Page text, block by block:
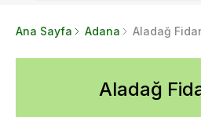
Ana Sayfa Adana Aladağ
Aladağ